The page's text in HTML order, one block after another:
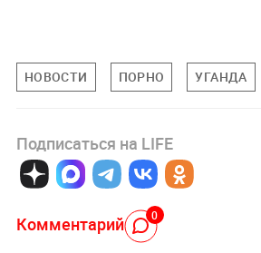
НОВОСТИ ПОРНО УГАНДА
Подписаться на LIFE
Комментарий 0